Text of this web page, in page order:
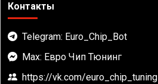
Контакты
Telegram: Euro_Chip_Bot
Max: Евро Чип Тюнинг
https://vk.com/euro_chip_tuning